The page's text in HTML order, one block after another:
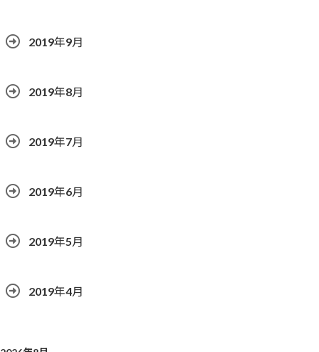
2019年9月
2019年8月
2019年7月
2019年6月
2019年5月
2019年4月